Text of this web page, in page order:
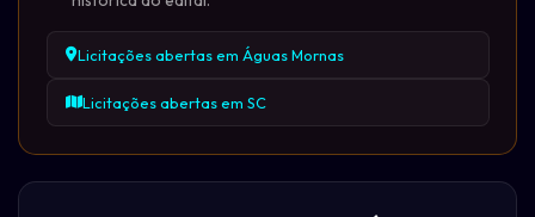
Licitações abertas em Águas Mornas
Licitações abertas em SC